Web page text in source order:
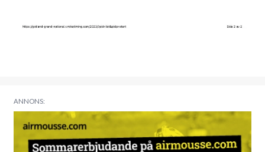
ANNONS: